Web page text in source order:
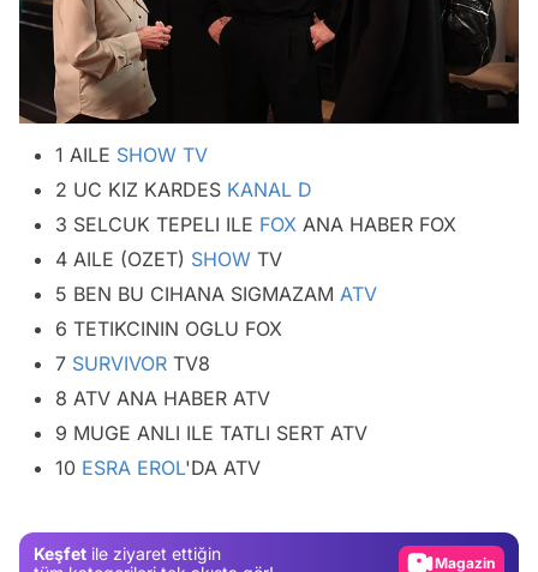
1 AILE SHOW TV
2 UC KIZ KARDES KANAL D
3 SELCUK TEPELI ILE FOX ANA HABER FOX
4 AILE (OZET) SHOW TV
5 BEN BU CIHANA SIGMAZAM ATV
6 TETIKCININ OGLU FOX
7 SURVIVOR TV8
8 ATV ANA HABER ATV
9 MUGE ANLI ILE TATLI SERT ATV
10 ESRA EROL'DA ATV
Keşfet ile ziyaret ettiğin
Video